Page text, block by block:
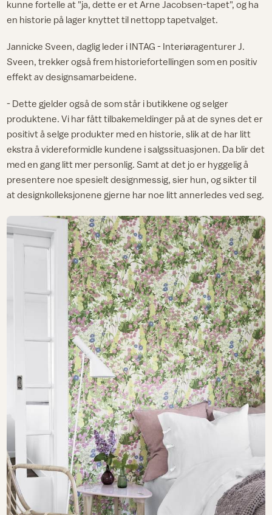
kunne fortelle at "ja, dette er et Arne Jacobsen-tapet", og ha
en historie på lager knyttet til nettopp tapetvalget.
Jannicke Sveen, daglig leder i INTAG - Interiøragenturer J.
Sveen, trekker også frem historiefortellingen som en positiv
effekt av designsamarbeidene.
- Dette gjelder også de som står i butikkene og selger
produktene. Vi har fått tilbakemeldinger på at de synes det er
positivt å selge produkter med en historie, slik at de har litt
ekstra å videreformidle kundene i salgssituasjonen. Da blir det
med en gang litt mer personlig. Samt at det jo er hyggelig å
presentere noe spesielt designmessig, sier hun, og sikter til
at designkolleksjonene gjerne har noe litt annerledes ved seg.